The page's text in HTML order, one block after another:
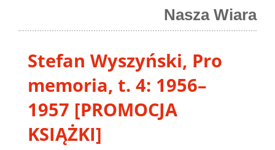
Nasza Wiara
Stefan Wyszyński, Pro
memoria, t. 4: 1956–
1957 [PROMOCJA
KSIĄŻKI]